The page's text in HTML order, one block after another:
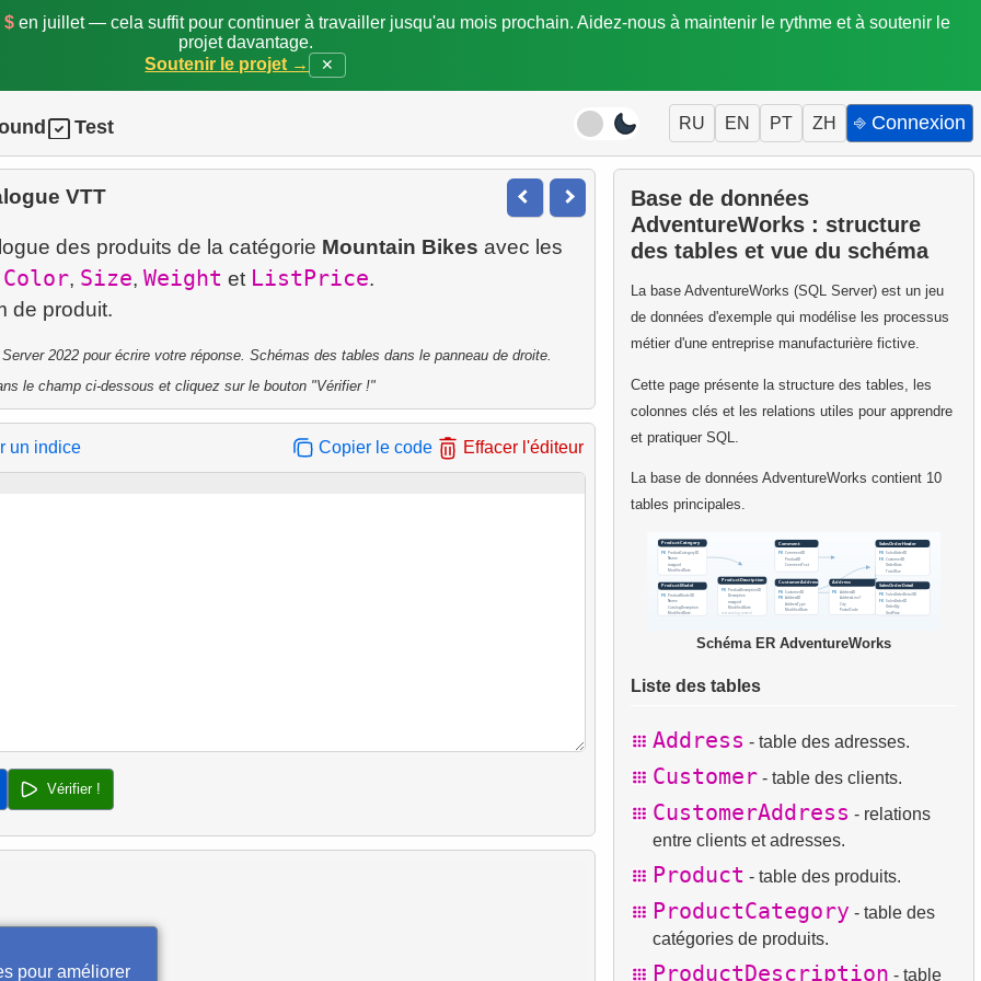
$en juillet — cela suffit pour continuer à travailler jusqu'au mois prochain. Aidez-nous à maintenir le rythme et à soutenir le
projet davantage.
Soutenir le projet →
✕
Test RU EN PT ZH ⎆ Connexion
VTT
des produits de la catégorie Mountain Bikes avec les
Color, Size, Weight et ListPrice.
2022 pour écrire votre réponse. Schémas des tables dans le panneau de droite.
le champ ci-dessous et cliquez sur le bouton "Vérifier !"
un indice Copier le code Effacer l'éditeur
Vérifier !
Base de données
AdventureWorks : structure
des tables et vue du schéma
La base AdventureWorks (SQL Server) est un jeu
de données d'exemple qui modélise les processus
métier d'une entreprise manufacturière fictive.
Cette page présente la structure des tables, les
colonnes clés et les relations utiles pour apprendre
et pratiquer SQL.
La base de données AdventureWorks contient 10
tables principales.
Schéma ER AdventureWorks
Liste des tables
Address - table des adresses.
Customer - table des clients.
CustomerAddress - relations
entre clients et adresses.
Product - table des produits.
ProductCategory - table des
catégories de produits.
ProductDescription - table
pour améliorer